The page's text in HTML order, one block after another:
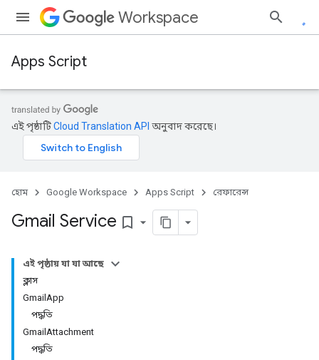
Workspace
Apps Script
এই পৃষ্ঠাটিCloud Translation API অনুবাদ করেছে।
হোম Google Workspace Apps Script রেফারেন্স
Gmail Service bookmark_border
এই পৃষ্ঠায় যা যা আছে
ক্লাস
GmailApp
পদ্ধতি
GmailAttachment
পদ্ধতি